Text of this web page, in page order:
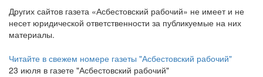
Других сайтов газета «Асбестовский рабочий» не имеет и не
несет юридической ответственности за публикуемые на них
материалы.
Читайте в свежем номере газеты "Асбестовский рабочий"
23 июля в газете "Асбестовский рабочий"